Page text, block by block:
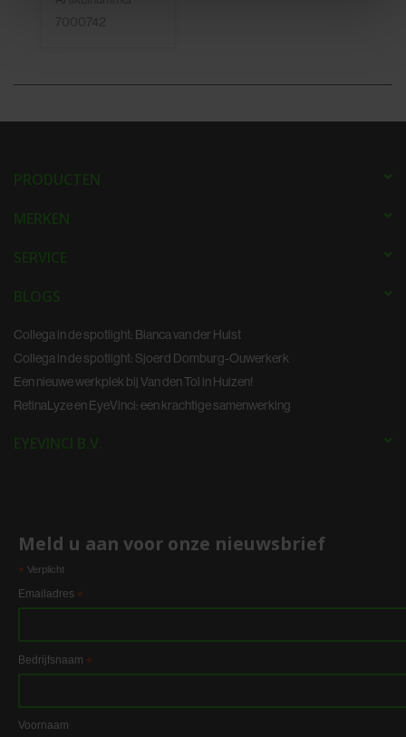
informatie over uw gebruik van onze site met onze
verzameld op basis van uw gebruik van hun services.
7000742
PRODUCTEN
MERKEN
SERVICE
BLOGS
Collega in de spotlight: Bianca van der Hulst
Collega in de spotlight: Sjoerd Domburg-Ouwerkerk
Een nieuwe werkplek bij Van den Tol in Huizen!
RetinaLyze en EyeVinci: een krachtige samenwerking
EYEVINCI B.V.
Meld u aan voor onze nieuwsbrief
* Verplicht
Emailadres *
Bedrijfsnaam *
Voornaam